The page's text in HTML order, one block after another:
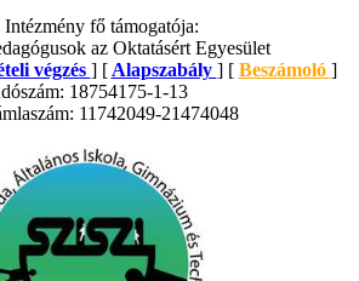
fő támogatója:
az Oktatásért Egyesület
végzés ] [ Alapszabály ] [ Beszámoló ]
18754175-1-13
11742049-21474048